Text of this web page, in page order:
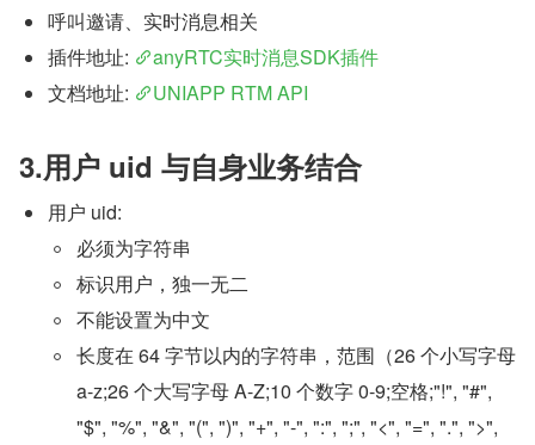
呼叫邀请、实时消息相关
插件地址:
anyRTC实时消息SDK插件
文档地址:
UNIAPP RTM API
3.用户 uid 与自身业务结合
用户 uid:
必须为字符串
标识用户，独一无二
不能设置为中文
长度在 64 字节以内的字符串，范围（26 个小写字母
a-z;26 个大写字母 A-Z;10 个数字 0-9;空格;"!", "#",
"$", "%", "&", "(", ")", "+", "-", ":", ";", "<", "=", ".", ">",